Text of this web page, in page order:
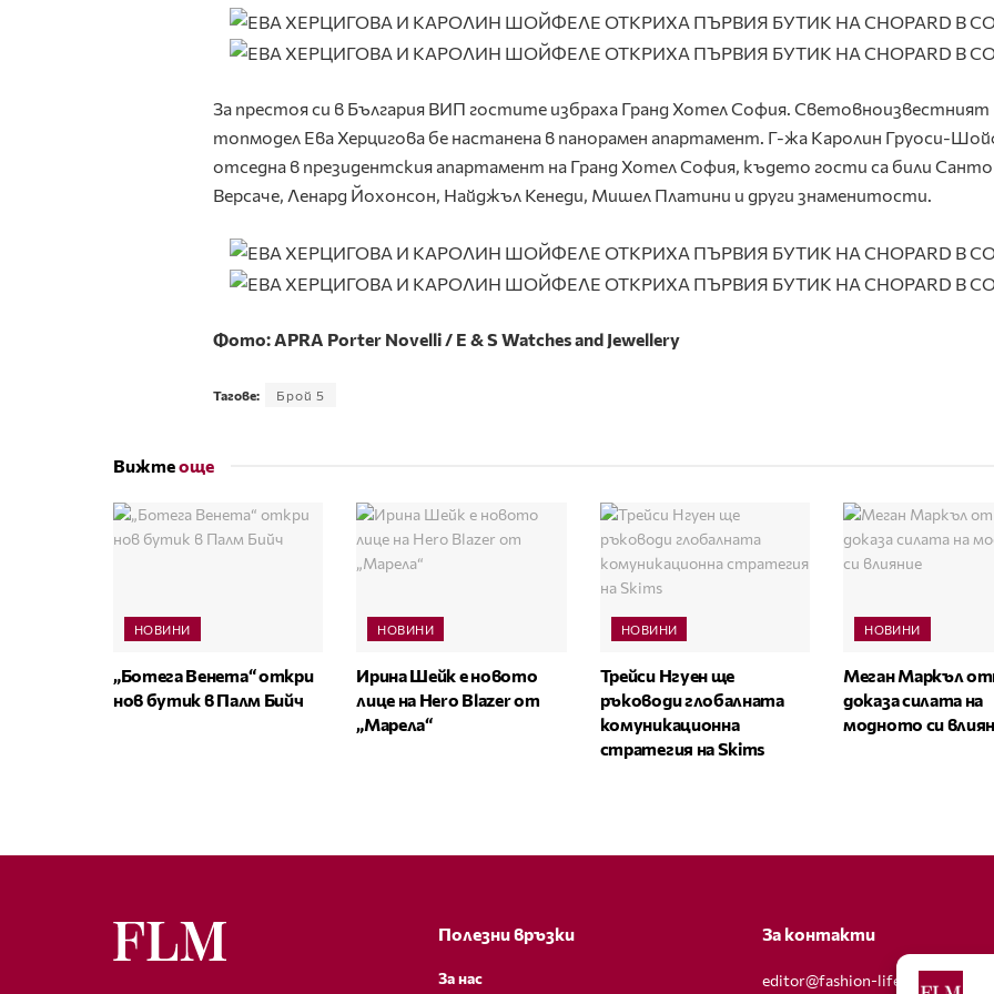
За престоя си в България ВИП гостите избраха Гранд Хотел София. Световноизвестният
топмодел Ева Херцигова бе настанена в панорамен апартамент. Г-жа Каролин Груоси-
отседна в президентския апартамент на Гранд Хотел София, където гости са били Санто
Версаче, Ленард Йохонсон, Найджъл Кенеди, Мишел Платини и други знаменитости.
Фото:APRA Porter Novelli/ E & S Watches and Jewellery
Тагове: Брой 5
Вижтеоще
НОВИНИ
„Ботега Венета“ откри
нов бутик в Палм Бийч
НОВИНИ
Ирина Шейк е новото
лице на Hero Blazer от
„Марела“
НОВИНИ
Трейси Нгуен ще
ръководи глобалната
комуникационна
стратегия на Skims
НОВИНИ
Меган Маркъл
доказа силата на
модното си
Полезни връзки
За нас
За контакти
editor@fashion-lifestyle.net